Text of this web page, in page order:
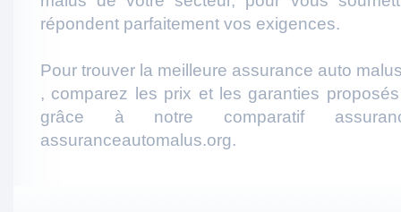
répondent parfaitement vos exigences.
Pour trouver la meilleure assurance auto
, comparez les prix et les garanties
grâce à notre comparatif
assuranceautomalus.org.